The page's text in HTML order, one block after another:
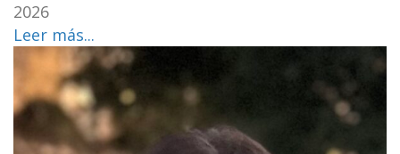
2026
Leer más...